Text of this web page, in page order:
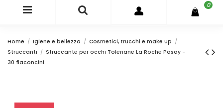
0
Home Igiene e bellezza
Cosmetici, trucchi e make up
Struccanti
Struccante per occhi Toleriane La Roche Posay -
30 flaconcini